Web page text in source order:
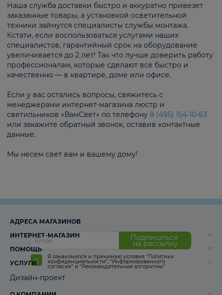
Наша служба доставки быстро и аккуратно привезет
заказанные товары, а установкой осветительной
техники займутся специалисты службы монтажа.
Кстати, если воспользоваться услугами наших
специалистов, гарантийный срок на оборудование
увеличивается до 2 лет! Так что лучше доверить работу
профессионалам, которые сделают всё быстро и
качественно — в квартире, доме или офисе.
Если у вас остались вопросы, свяжитесь с
менеджерами интернет-магазина люстр и
светильников «ВамСвет» по телефону 8 (495) 154-10-63
или закажите обратный звонок, оставив контактные
данные.
Мы несем свет вам и вашему дому!
Подписаться
на рассылку
Я ознакомился и принимаю условия “Политики
конфиденциальности”, “Информированного
согласия“ и “Рекомендательные алгоритмы“
АДРЕСА МАГАЗИНОВ
ИНТЕРНЕТ-МАГАЗИН
ПОМОЩЬ
УСЛУГИ
Дизайн-проект